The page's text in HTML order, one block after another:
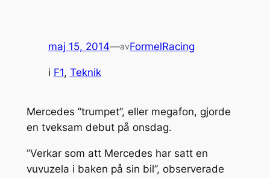
maj 15, 2014—avFormelRacing
i F1, Teknik
Mercedes ”trumpet”, eller megafon, gjorde
en tveksam debut på onsdag.
”Verkar som att Mercedes har satt en
vuvuzela i baken på sin bil”, observerade